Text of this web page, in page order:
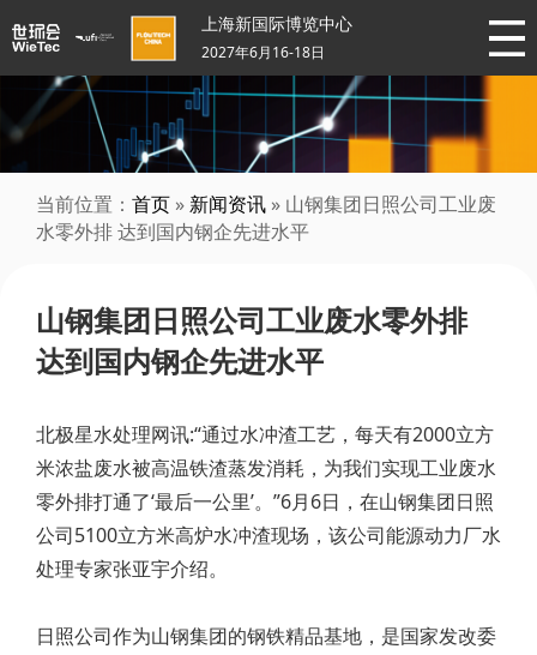
上海新国际博览中心
2027年6月16-18日
当前位置： 首页 » 新闻资讯 » 山钢集团日照公司工业废
水零外排 达到国内钢企先进水平
山钢集团日照公司工业废水零外排
达到国内钢企先进水平
北极星水处理网讯:“通过水冲渣工艺，每天有2000立方
米浓盐废水被高温铁渣蒸发消耗，为我们实现工业废水
零外排打通了‘最后一公里’。”6月6日，在山钢集团日照
公司5100立方米高炉水冲渣现场，该公司能源动力厂水
处理专家张亚宇介绍。
日照公司作为山钢集团的钢铁精品基地，是国家发改委